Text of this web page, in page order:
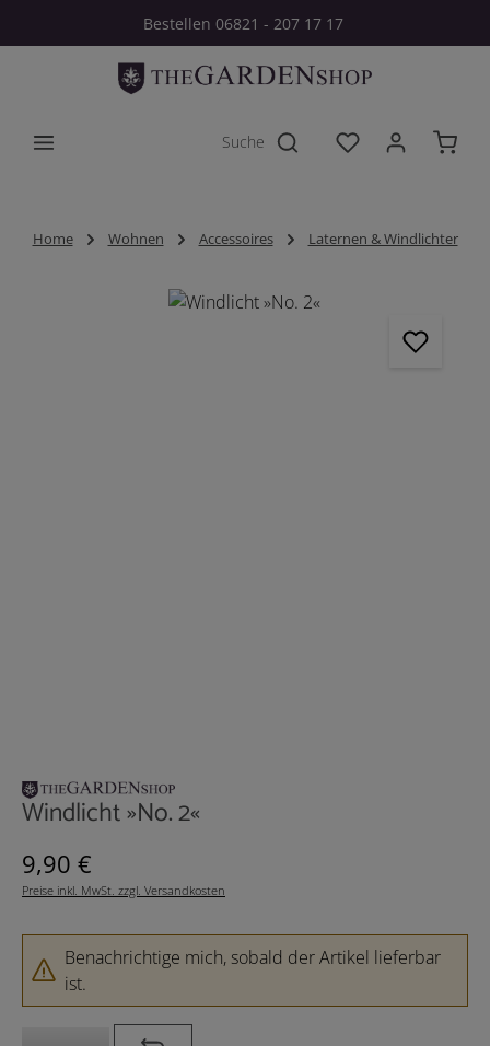
Zum Hauptinhalt springenBestellen 06821 - 207 17 17
Du hast 0
Home Wohnen Accessoires Laternen & Windlichter
Bildergalerie überspringen
Windlicht »No. 2«
Regulärer Preis:
9,90 €
Preise inkl. MwSt. zzgl. Versandkosten
Benachrichtige mich, sobald der Artikel lieferbar
ist.